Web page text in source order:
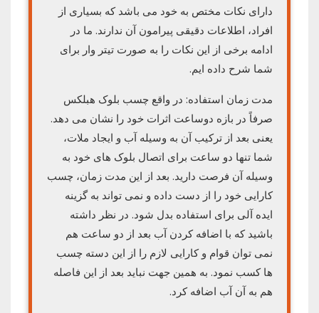
دارای نکات مختص به خود می باشد که بسیاری از
افراد، اطلاعات دقیقی پیرامون آن ندارند. ما در
ادامه برخی از این نکات را به صورت تیتر وار برای
شما شرح داده ایم.
مدت زمان استفاده: در واقع چسب بلوک هبلکس
صرفاً در بازه دوساعت اثرات خود را نشان می دهد.
یعنی بعد از ترکیب آن به وسیله آب و ایجاد ملات،
شما تنها دو ساعت برای اتصال بلوک های خود به
وسیله آن فرصت دارید. بعد از این مدت زمان، چسب
کارایی خود را از دست داده و نمی تواند به گزینه
ایده آلی برای استفاده بدل شود. در نظر داشته
باشید که با اضافه کردن آب بعد از دو ساعت هم
نمی توان قوام و کارایی لازم را از این دسته چسب
ها کسب نمود. به همین جهت نباید بعد از این فاصله
هم به آن آب اضافه کرد.